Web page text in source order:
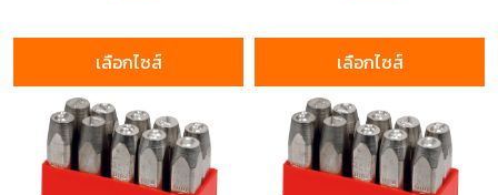
เลือกไซส์ เลือกไซส์